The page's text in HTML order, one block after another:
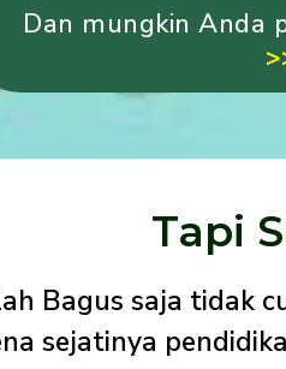
Dan mungkin Anda
Tapi
Bagus saja tidak
sejatinya